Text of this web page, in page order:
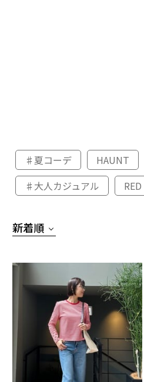
♯夏コーデ HAUNT
♯大人カジュアル
新着順